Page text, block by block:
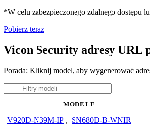
*W celu zabezpieczonego zdalnego dostępu
Pobierz teraz
Vicon Security adresy URL
Porada: Kliknij model, aby wygenerować
MODELE
V920D-N39M-IP , SN680D-B-WNIR